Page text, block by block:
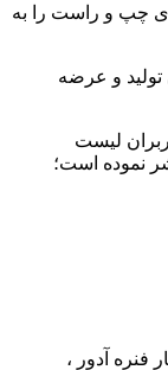
چپ و راست را به
و عرضه
لیست
نموده است؛
فنره آدور ،